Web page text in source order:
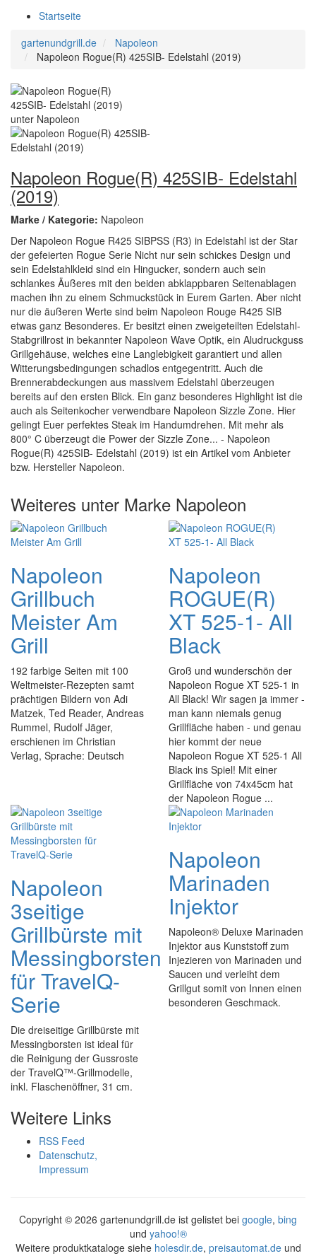
Startseite
gartenundgrill.de
Napoleon
Napoleon Rogue(R) 425SIB- Edelstahl (2019)
Napoleon Rogue(R) 425SIB- Edelstahl
(2019)
Marke / Kategorie: Napoleon
Der Napoleon Rogue R425 SIBPSS (R3) in Edelstahl ist der Star
der gefeierten Rogue Serie Nicht nur sein schickes Design und
sein Edelstahlkleid sind ein Hingucker, sondern auch sein
schlankes Äußeres mit den beiden abklappbaren Seitenablagen
machen ihn zu einem Schmuckstück in Eurem Garten. Aber nicht
nur die äußeren Werte sind beim Napoleon Rouge R425 SIB
etwas ganz Besonderes. Er besitzt einen zweigeteilten Edelstahl-
Stabgrillrost in bekannter Napoleon Wave Optik, ein Aludruckguss
Grillgehäuse, welches eine Langlebigkeit garantiert und allen
Witterungsbedingungen schadlos entgegentritt. Auch die
Brennerabdeckungen aus massivem Edelstahl überzeugen
bereits auf den ersten Blick. Ein ganz besonderes Highlight ist die
auch als Seitenkocher verwendbare Napoleon Sizzle Zone. Hier
gelingt Euer perfektes Steak im Handumdrehen. Mit mehr als
800° C überzeugt die Power der Sizzle Zone... - Napoleon
Rogue(R) 425SIB- Edelstahl (2019) ist ein Artikel vom Anbieter
bzw. Hersteller Napoleon.
Weiteres unter Marke Napoleon
Napoleon
Grillbuch
Meister Am
Grill
192 farbige Seiten mit 100
Weltmeister-Rezepten samt
prächtigen Bildern von Adi
Matzek, Ted Reader, Andreas
Rummel, Rudolf Jäger,
erschienen im Christian
Verlag, Sprache: Deutsch
Napoleon
ROGUE(R)
XT 525-1- All
Black
Groß und wunderschön der
Napoleon Rogue XT 525-1 in
All Black! Wir sagen ja immer -
man kann niemals genug
Grillfläche haben - und genau
hier kommt der neue
Napoleon Rogue XT 525-1 All
Black ins Spiel! Mit einer
Grillfläche von 74x45cm hat
der Napoleon Rogue ...
Napoleon
3seitige
Grillbürste mit
Messingborsten
für TravelQ-
Serie
Die dreiseitige Grillbürste mit
Messingborsten ist ideal für
die Reinigung der Gussroste
der TravelQ™-Grillmodelle,
inkl. Flaschenöffner, 31 cm.
Napoleon
Marinaden
Injektor
Napoleon® Deluxe Marinaden
Injektor aus Kunststoff zum
Injezieren von Marinaden und
Saucen und verleiht dem
Grillgut somit von Innen einen
besonderen Geschmack.
Weitere Links
RSS Feed
Datenschutz,
Impressum
Copyright © 2026 gartenundgrill.de ist gelistet bei google, bing
und yahoo!®
Weitere produktkataloge siehe holesdir.de, preisautomat.deund